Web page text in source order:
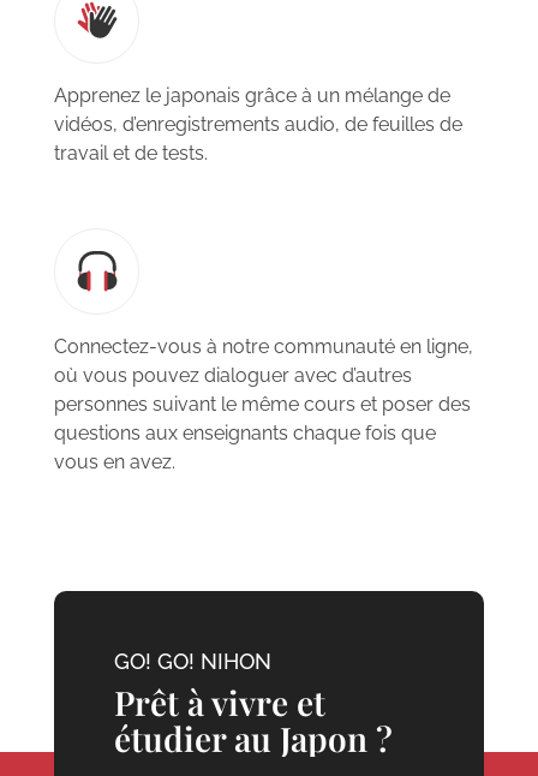
Apprenez le japonais grâce à un mélange de
vidéos, d’enregistrements audio, de feuilles de
travail et de tests.
Connectez-vous à notre communauté en ligne,
où vous pouvez dialoguer avec d’autres
personnes suivant le même cours et poser des
questions aux enseignants chaque fois que
vous en avez.
GO! GO! NIHON
Prêt à vivre et
étudier au Japon ?